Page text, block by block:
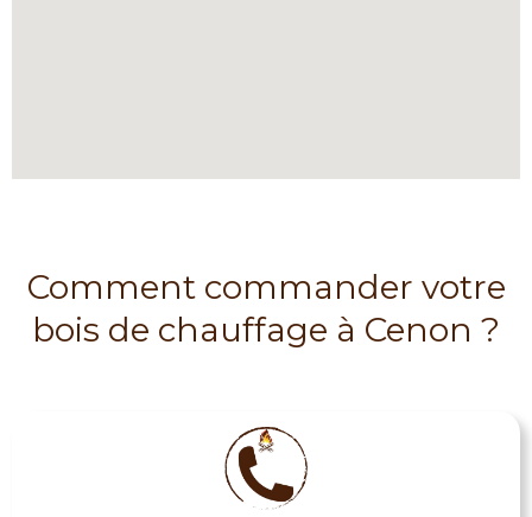
Comment commander votre
bois de chauffage à Cenon ?